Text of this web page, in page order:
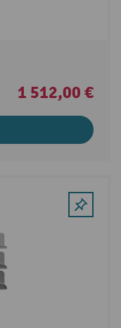
1 512,00 €